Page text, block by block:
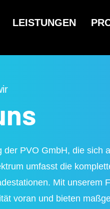
LEISTUNGEN
PVO GmbH, die sich
umfasst die
Mit unserem
voran und bieten